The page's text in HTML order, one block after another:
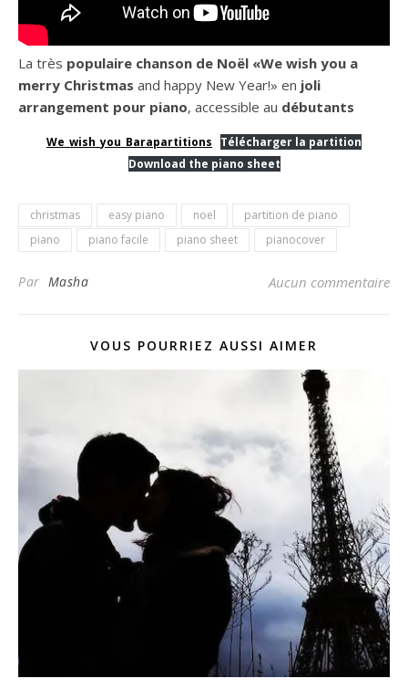
La très populaire chanson de Noël «We wish you a
merry Christmas and happy New Year!» en joli
arrangement pour piano, accessible au débutants
We_wish_you_Barapartitions
Télécharger la partition
Download the piano sheet
christmas easy piano noel
partition de piano
piano
piano facile piano sheet pianocover
Par Masha Aucun commentaire
VOUS POURRIEZ AUSSI AIMER